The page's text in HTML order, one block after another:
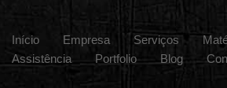
Início Empresa Serviços
Assistência
Portfolio Blog